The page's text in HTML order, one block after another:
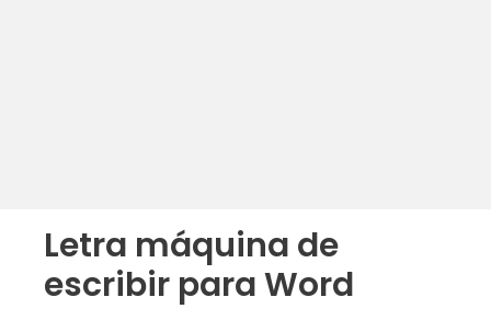
Letra máquina de
escribir para Word